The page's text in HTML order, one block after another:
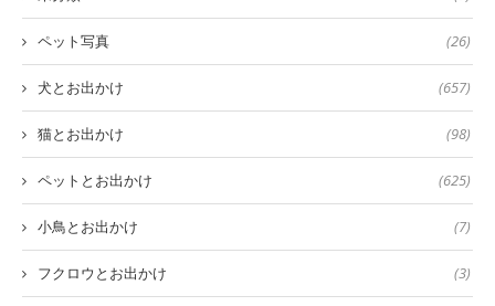
ペット写真 (26)
犬とお出かけ (657)
猫とお出かけ (98)
ペットとお出かけ (625)
小鳥とお出かけ (7)
フクロウとお出かけ (3)